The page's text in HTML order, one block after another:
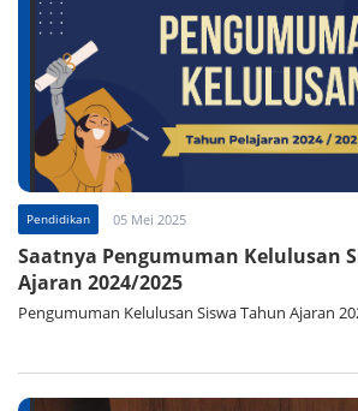
Pendidikan 05 Mei 2025
Saatnya Pengumuman Kelulusan
Ajaran 2024/2025
Pengumuman Kelulusan Siswa Tahun Ajaran